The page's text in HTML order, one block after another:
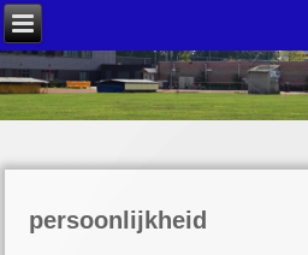
persoonlijkheid